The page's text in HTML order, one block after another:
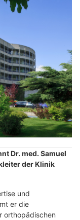
Dr. med. Samuel
der Klinik
und
er die
orthopädischen